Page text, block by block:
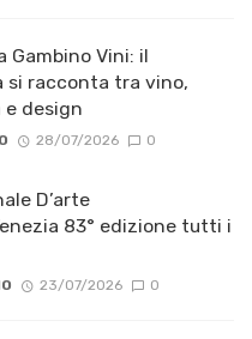
Gambino Vini: il
si racconta tra vino,
design
28/07/2026 0
D’arte
83° edizione tutti i
23/07/2026 0